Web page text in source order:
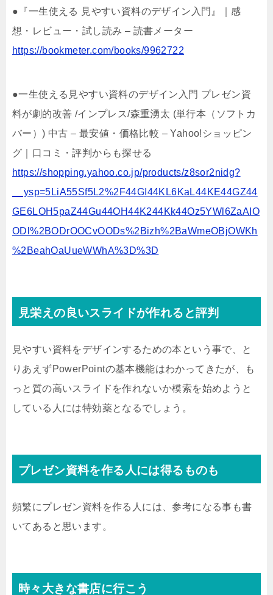
●『一生使える 見やすい資料のデザイン入門』｜感
想・レビュー・試し読み – 読書メーター
https://bookmeter.com/books/9962722
●一生使える見やすい資料のデザイン入門 プレゼン資
料が劇的改善 /インプレス/森重湧太 (単行本（ソフトカ
バー）) 中古 – 最安値・価格比較 – Yahoo!ショッピン
グ｜口コミ・評判からも探せる
https://shopping.yahoo.co.jp/products/z8sor2nidg?
__ysp=5LiA55Sf5L2%2F44GI44KL6KaL44KE44GZ44
GE6LOH5paZ44Gu44OH44K244Kk44Oz5YWl6ZaAIO
ODl%2BODrOOCvOODs%2Bizh%2BaWmeOBjOWKh
%2BeahOaUueWWhA%3D%3D
見栄えの良いスライドが作れると評判
見やすい資料をデザインするための本という事で、と
りあえずPowerPointの基本機能はわかってきたが、も
っと質の高いスライドを作れないか模索を始めようと
している人には特効薬となるでしょう。
プレゼン資料を作る人には得るものも
頻繁にプレゼン資料を作る人には、参考になる事も書
いてあると思います。
時々大きな書店に行こう